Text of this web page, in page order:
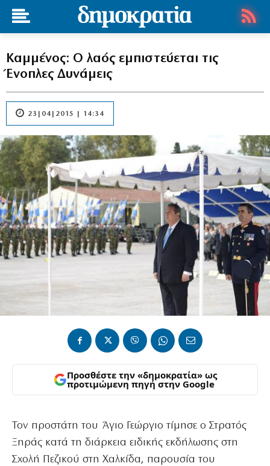
Καμμένος: Ο λαός εμπιστεύεται τις
Ένοπλες Δυνάμεις
23|04|2015 | 14:34
Προσθέστε την «δημοκρατία» ως
προτιμώμενη πηγή στην Google
Τον προστάτη του Άγιο Γεώργιο τίμησε ο Στρατός
Ξηράς κατά τη διάρκεια ειδικής εκδήλωσης στη
Σχολή Πεζικού στη Χαλκίδα, παρουσία του